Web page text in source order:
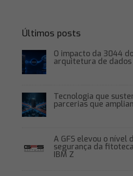
Últimos posts
O impacto da 3044
arquitetura de dados
Tecnologia que
parcerias que
A GFS elevou o nível
segurança da
IBM Z